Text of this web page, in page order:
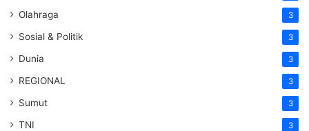
Olahraga 3
Sosial & Politik 3
Dunia 3
REGIONAL 3
Sumut 3
TNI 3